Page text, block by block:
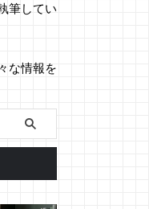
筆してい
な情報を